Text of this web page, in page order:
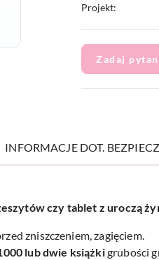
Projekt:
Zadaj
INFORMACJE DOT.
czy tablet z uroczą
zniszczeniem, zagięciem.
lub dwie książkigrubości